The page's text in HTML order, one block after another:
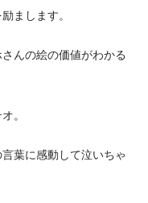
まします。
んの絵の価値がわかる
。
葉に感動して泣いちゃ